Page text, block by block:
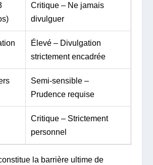
Critique – Ne jamais
divulguer
Élevé – Divulgation
strictement encadrée
Semi-sensible –
Prudence requise
Critique – Strictement
personnel
la barrière ultime de